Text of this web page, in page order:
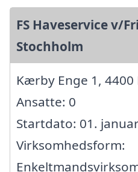
FS Haveservice v/
Stochholm
Kærby Enge 1,
Ansatte: 0
Startdato: 01.
Virksomhedsform: